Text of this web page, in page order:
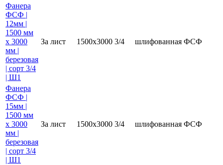
Фанера
ФСФ |
12мм |
1500 мм
х 3000
мм |
березовая
| сорт 3/4
| Ш1
За лист 1500х3000 3/4 шлифованная ФСФ
Фанера
ФСФ |
15мм |
1500 мм
х 3000
мм |
березовая
| сорт 3/4
| Ш1
За лист 1500х3000 3/4 шлифованная ФСФ